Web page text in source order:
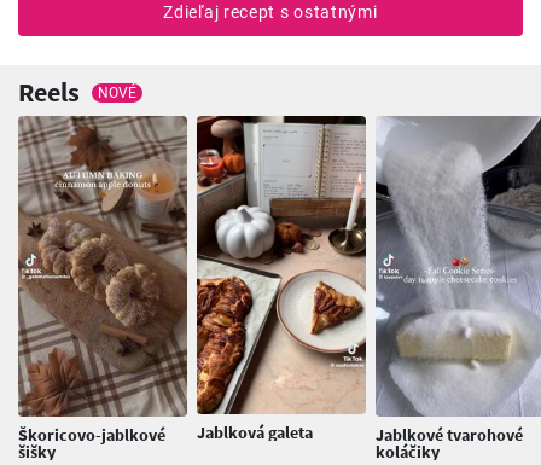
Zdieľaj recept s ostatnými
Reels NOVÉ
Škoricovo-jablkové
šišky
Jablková galeta Jablkové tvarohové
koláčiky